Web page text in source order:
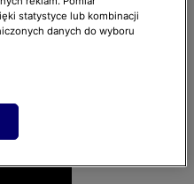
statystyce lub kombinacji
danych do wyboru